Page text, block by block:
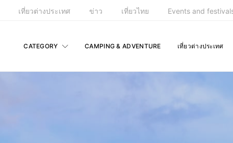
เที่ยวต่างประเทศ ข่าว เที่ยวไทย Events and
CATEGORY CAMPING & ADVENTURE เที่ยวต่างประเทศ